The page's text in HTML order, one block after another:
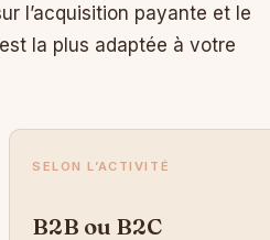
l’acquisition payante et le
la plus adaptée à votre
SELON L’ACTIVITÉ
B2B ou B2C